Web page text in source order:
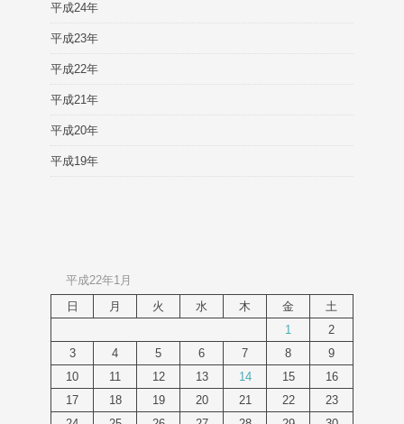
平成24年
平成23年
平成22年
平成21年
平成20年
平成19年
平成22年1月
日
月 火 水 木 金
土
1
2
3
4 5 6 7 8
9
10
11 12 13 14 15
16
17
18 19 20 21 22
23